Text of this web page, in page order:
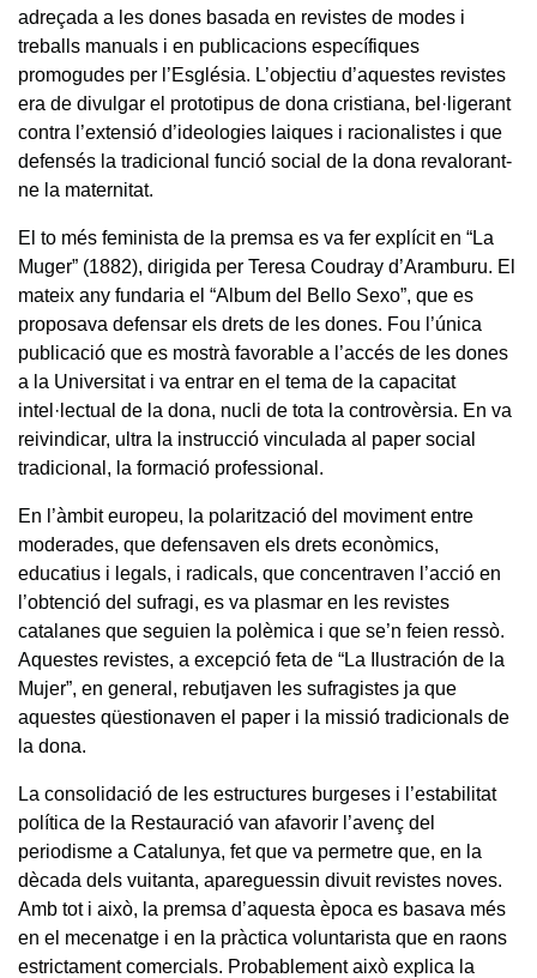
adreçada a les dones basada en revistes de modes i
treballs manuals i en publicacions específiques
promogudes per l’Església. L’objectiu d’aquestes revistes
era de divulgar el prototipus de dona cristiana, bel·ligerant
contra l’extensió d’ideologies laiques i racionalistes i que
defensés la tradicional funció social de la dona revalorant-
ne la maternitat.
El to més feminista de la premsa es va fer explícit en “La
Muger” (1882), dirigida per Teresa Coudray d’Aramburu. El
mateix any fundaria el “Album del Bello Sexo”, que es
proposava defensar els drets de les dones. Fou l’única
publicació que es mostrà favorable a l’accés de les dones
a la Universitat i va entrar en el tema de la capacitat
intel·lectual de la dona, nucli de tota la controvèrsia. En va
reivindicar, ultra la instrucció vinculada al paper social
tradicional, la formació professional.
En l’àmbit europeu, la polarització del moviment entre
moderades, que defensaven els drets econòmics,
educatius i legals, i radicals, que concentraven l’acció en
l’obtenció del sufragi, es va plasmar en les revistes
catalanes que seguien la polèmica i que se’n feien ressò.
Aquestes revistes, a excepció feta de “La Ilustración de la
Mujer”, en general, rebutjaven les sufragistes ja que
aquestes qüestionaven el paper i la missió tradicionals de
la dona.
La consolidació de les estructures burgeses i l’estabilitat
política de la Restauració van afavorir l’avenç del
periodisme a Catalunya, fet que va permetre que, en la
dècada dels vuitanta, apareguessin divuit revistes noves.
Amb tot i això, la premsa d’aquesta època es basava més
en el mecenatge i en la pràctica voluntarista que en raons
estrictament comercials. Probablement això explica la